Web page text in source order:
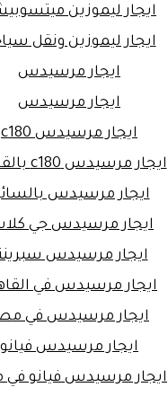
ايجار ليموزين
ايجار ليموزين ونقل
ايجار مرسيدس
ايجار مرسيدس
ايجار مرسيدس c180
ايجار مرسيدس c180 بالقاهرة
ايجار مرسيدس
ايجار مرسيدس جي
ايجار مرسيدس
ايجار مرسيدس في
ايجار مرسيدس في
ايجار مرسيدس فيانو
ايجار مرسيدس فيانو